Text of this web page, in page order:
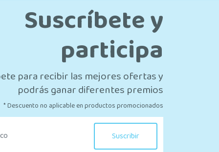
Suscríbete y
participa
para recibir las mejores ofertas y
podrás ganar diferentes premios
* Descuento no aplicable en productos promocionados
Suscribir